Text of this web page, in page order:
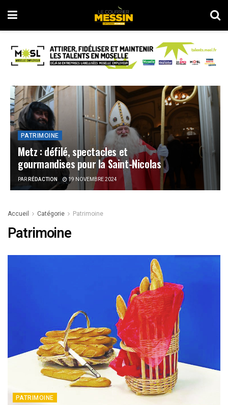
PATRIMOINE
Metz : défilé, spectacles et
gourmandises pour la Saint-Nicolas
PARRÉDACTION 19 NOVEMBRE 2024
Accueil Catégorie Patrimoine
Patrimoine
PATRIMOINE